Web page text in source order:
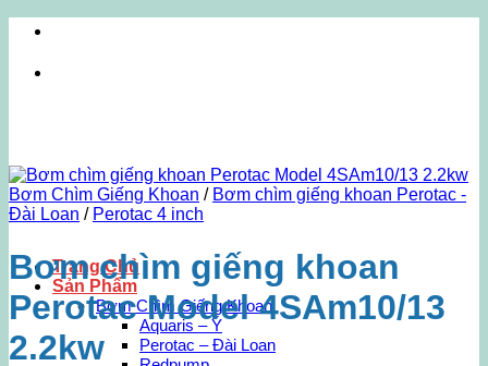
Trang Chủ
Sản Phẩm
Bơm Chìm Giếng Khoan
Aquaris – Ý
Perotac – Đài Loan
Bơm Chìm Giếng Khoan / Bơm chìm giếng khoan Perotac -
Đài Loan / Perotac 4 inch
Bơm chìm giếng khoan
Perotac Model 4SAm10/13
2.2kw